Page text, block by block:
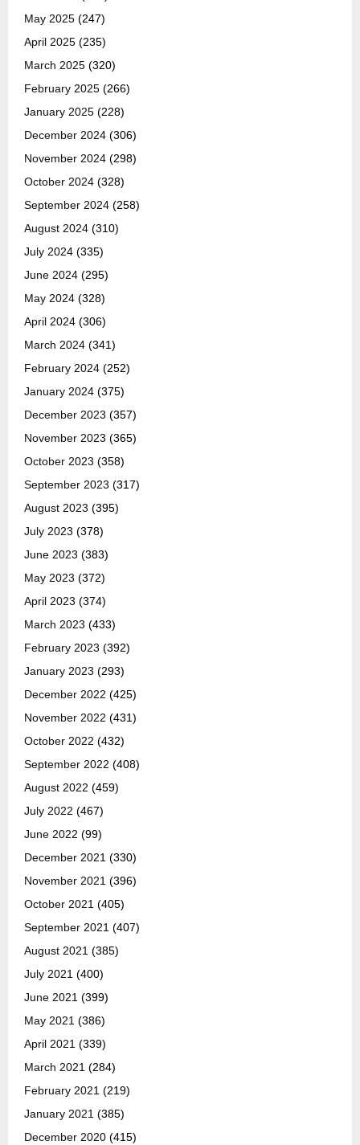
May 2025 (247)
April 2025 (235)
March 2025 (320)
February 2025 (266)
January 2025 (228)
December 2024 (306)
November 2024 (298)
October 2024 (328)
September 2024 (258)
August 2024 (310)
July 2024 (335)
June 2024 (295)
May 2024 (328)
April 2024 (306)
March 2024 (341)
February 2024 (252)
January 2024 (375)
December 2023 (357)
November 2023 (365)
October 2023 (358)
September 2023 (317)
August 2023 (395)
July 2023 (378)
June 2023 (383)
May 2023 (372)
April 2023 (374)
March 2023 (433)
February 2023 (392)
January 2023 (293)
December 2022 (425)
November 2022 (431)
October 2022 (432)
September 2022 (408)
August 2022 (459)
July 2022 (467)
June 2022 (99)
December 2021 (330)
November 2021 (396)
October 2021 (405)
September 2021 (407)
August 2021 (385)
July 2021 (400)
June 2021 (399)
May 2021 (386)
April 2021 (339)
March 2021 (284)
February 2021 (219)
January 2021 (385)
December 2020 (415)